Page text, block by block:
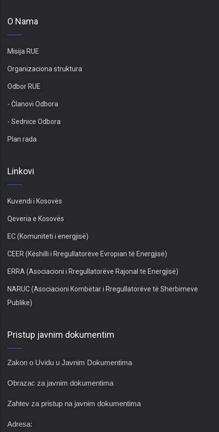
O Nama
Misija RUE
Organizaciona struktura
Odbor RUE
- Članovi Odbora
- Sednice Odbora
Plan rada
Linkovi
Kuvendi i Kosovës
Qeveria e Kosovës
EC (Komuniteti i energjisë)
CEER (Këshilli i Rregullatorëve Evropian të Energjisë)
ERRA (Asociacioni i Rregullatorëve Rajonal të Energjisë)
NARUC (Asociacioni Kombëtar i Rregullatorëve të Shërbimeve
Publike)
Pristup javnim dokumentim
Zakon o Uvidu u Javnim Dokumentima
Obrazac za javnim dokumentima
Zahtev za pristup na javnim dokumentima
Adresa: